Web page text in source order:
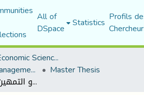
All of
DSpace Statistics Profils
Faculty of Economic Sciences, Commerce and Management Sciences
Department of management sciences Master Thesis
إعداد و تنفيذ الميزانية في المؤسسات التكوينية دراسة حالة مركز التكوين المهني و التمهين سيدي عيسى 01